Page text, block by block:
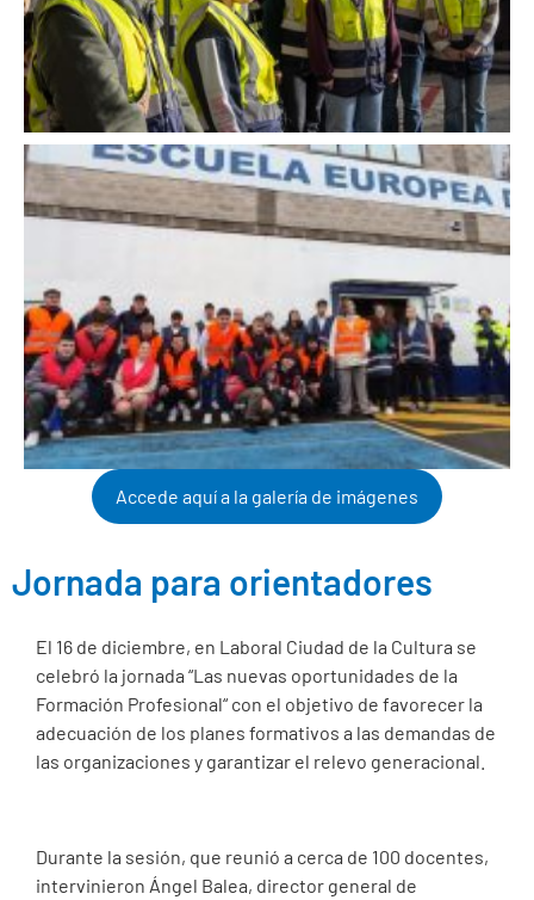
Accede aquí a la galería de imágenes
Jornada para orientadores
El 16 de diciembre, en Laboral Ciudad de la Cultura se
celebró la jornada “Las nuevas oportunidades de la
Formación Profesional“ con el objetivo de favorecer la
adecuación de los planes formativos a las demandas de
las organizaciones y garantizar el relevo generacional.
Durante la sesión, que reunió a cerca de 100 docentes,
intervinieron Ángel Balea, director general de